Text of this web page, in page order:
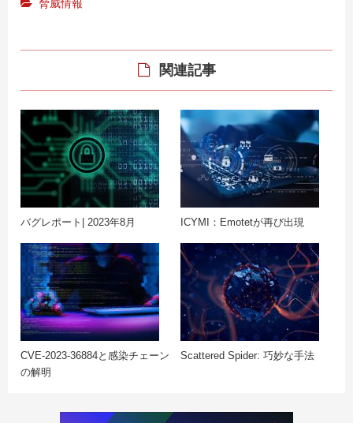
脅威情報
関連記事
バグレポート| 2023年8月 ICYMI：Emotetが再び出現
CVE-2023-36884と感染チェーン
の解明
Scattered Spider: 巧妙な手法